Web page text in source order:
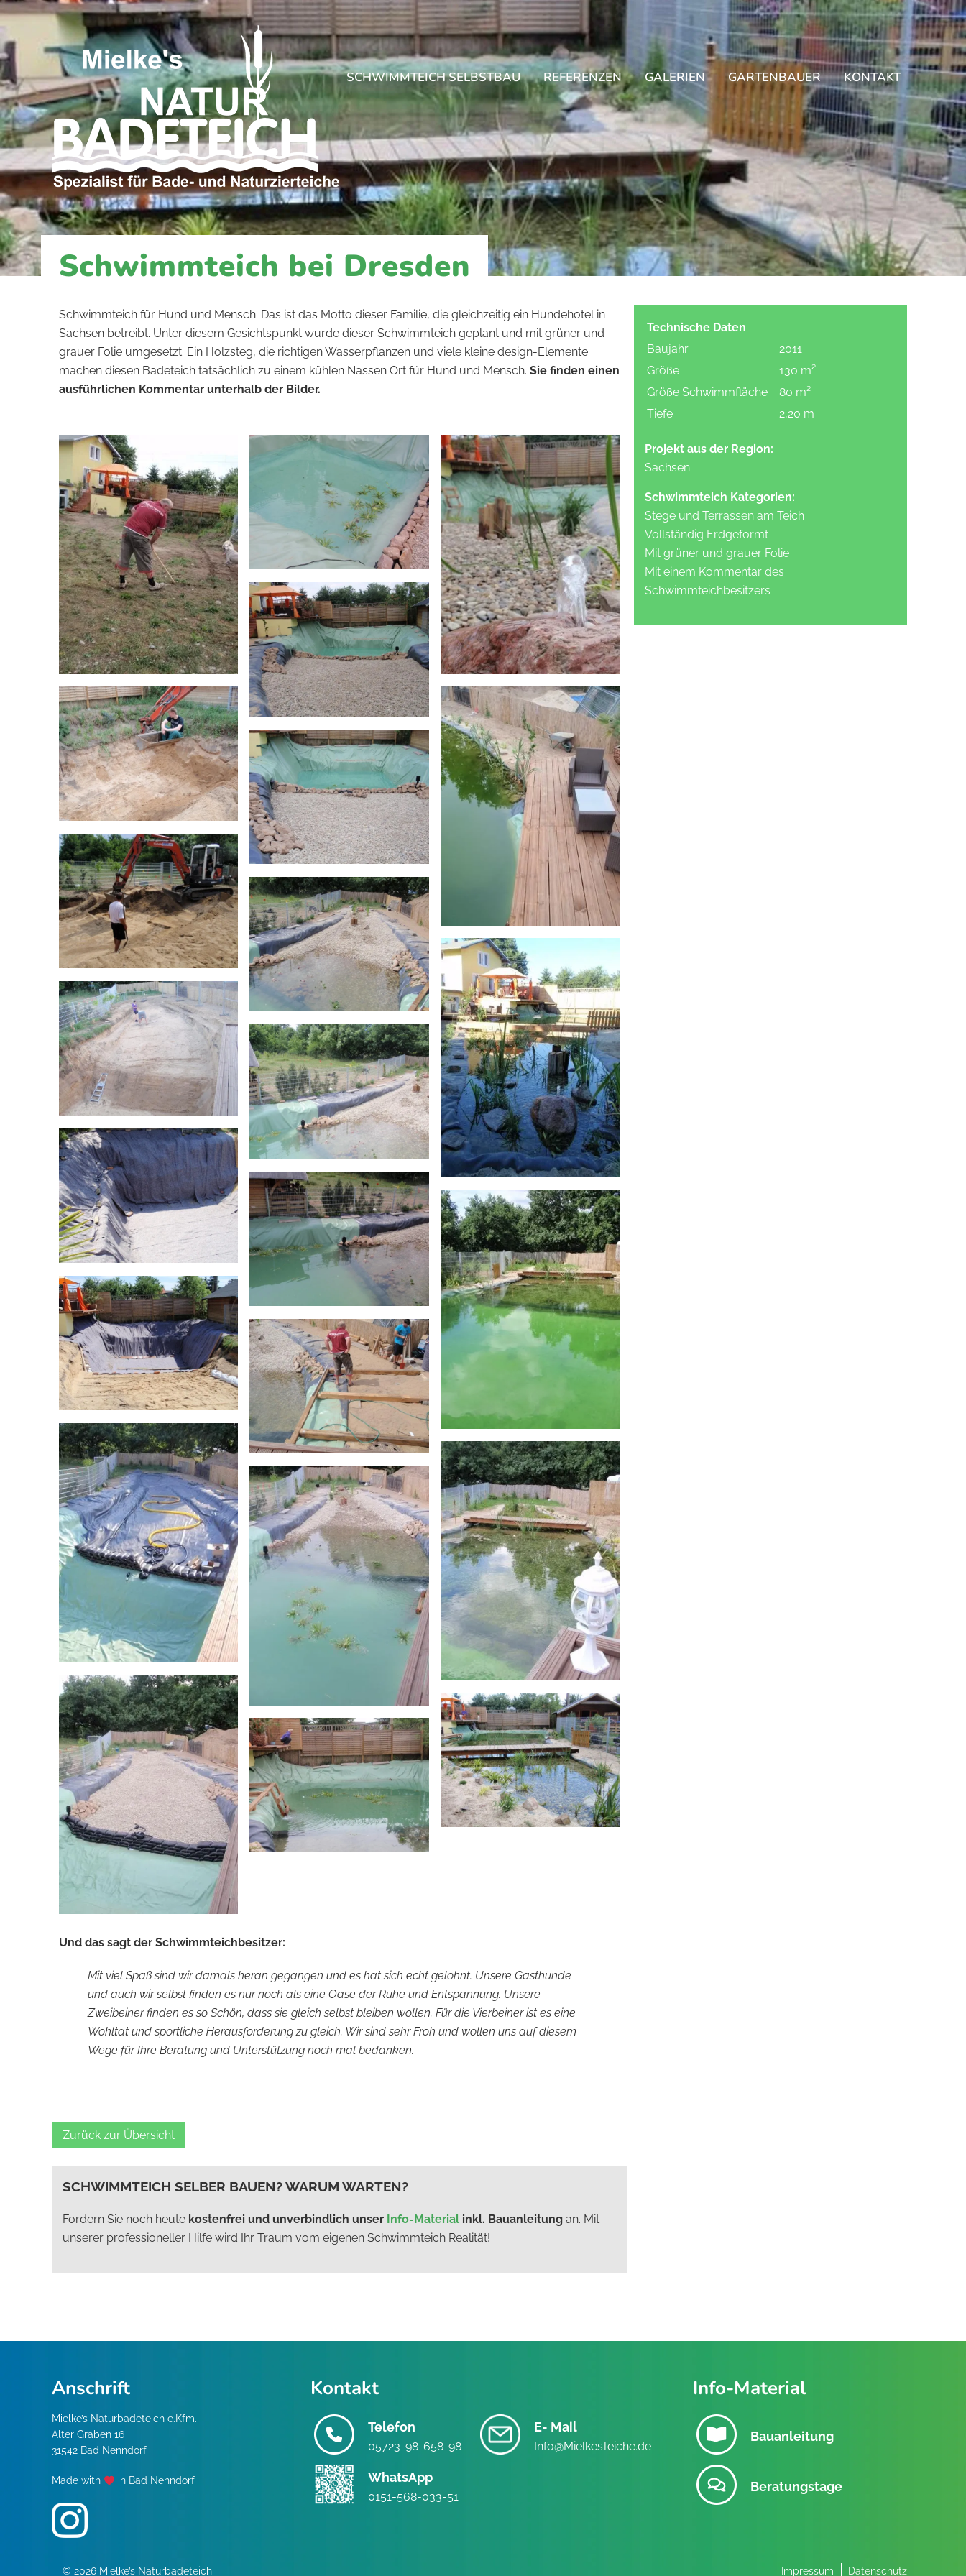
SCHWIMMTEICH SELBSTBAU REFERENZEN GALERIEN GARTENBAUER KONTAKT
Schwimmteich bei Dresden
Schwimmteich für Hund und Mensch. Das ist das Motto dieser Familie, die gleichzeitig ein Hundehotel in
Sachsen betreibt. Unter diesem Gesichtspunkt wurde dieser Schwimmteich geplant und mit grüner und
grauer Folie umgesetzt. Ein Holzsteg, die richtigen Wasserpflanzen und viele kleine design-Elemente
machen diesen Badeteich tatsächlich zu einem kühlen Nassen Ort für Hund und Mensch. Sie finden einen
ausführlichen Kommentar unterhalb der Bilder.
Und das sagt der Schwimmteichbesitzer:
Mit viel Spaß sind wir damals heran gegangen und es hat sich echt gelohnt. Unsere Gasthunde
und auch wir selbst finden es nur noch als eine Oase der Ruhe und Entspannung. Unsere
Zweibeiner finden es so Schön, dass sie gleich selbst bleiben wollen. Für die Vierbeiner ist es eine
Wohltat und sportliche Herausforderung zu gleich. Wir sind sehr Froh und wollen uns auf diesem
Wege für Ihre Beratung und Unterstützung noch mal bedanken.
Technische Daten
Baujahr
2011
Größe
130 m²
Größe Schwimmfläche
80 m²
Tiefe
2,20 m
Projekt aus der Region:
Sachsen
Schwimmteich Kategorien:
Stege und Terrassen am Teich
Vollständig Erdgeformt
Mit grüner und grauer Folie
Mit einem Kommentar des
Schwimmteichbesitzers
Zurück zur Übersicht
SCHWIMMTEICH SELBER BAUEN? WARUM WARTEN?
Fordern Sie noch heute kostenfrei und unverbindlich unser Info-Material inkl. Bauanleitung an. Mit
unserer professioneller Hilfe wird Ihr Traum vom eigenen Schwimmteich Realität!
Anschrift
Mielke’s Naturbadeteich e.Kfm.
Alter Graben 16
31542 Bad Nenndorf
Made with in Bad Nenndorf
Kontakt
Telefon
05723-98-658-98
E- Mail
Info@MielkesTeiche.de
WhatsApp
0151-568-033-51
Info-Material
Bauanleitung
Beratungstage
© 2026 Mielke’s Naturbadeteich Impressum Datenschutz